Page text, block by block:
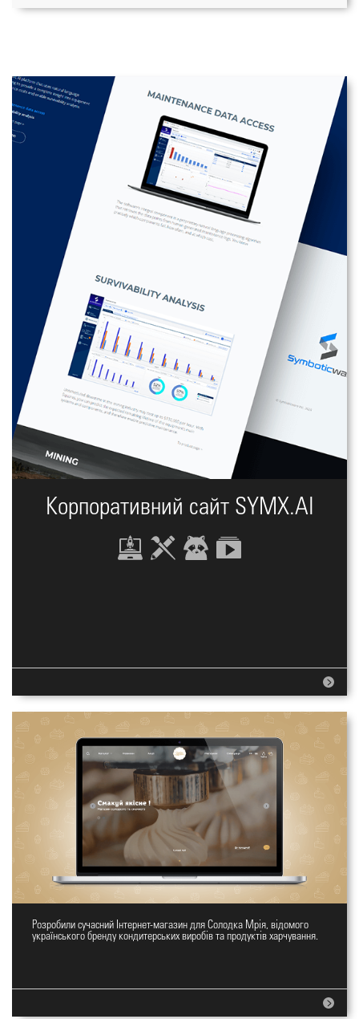
Корпоративний сайт SYMX.AI
Інтернет-магазин Солодка Мрія
Розробили сучасний Інтернет-магазин для Солодка Мрія, відомого
українського бренду кондитерських виробів та продуктів харчування.